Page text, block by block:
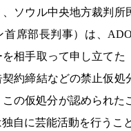
ソウル中央地方裁判所
首席部長判事）は、
を相手取って申し立てた
約締結などの禁止仮処
の仮処分が認められた
自に芸能活動を行うこ